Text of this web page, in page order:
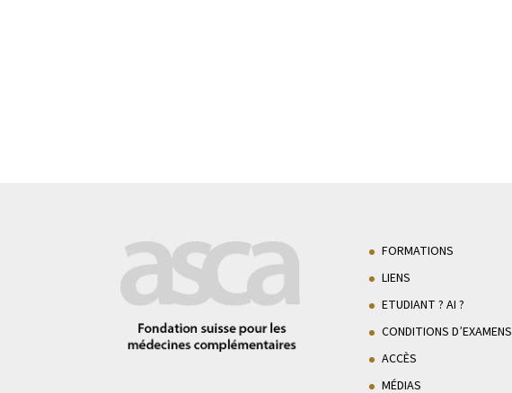
FORMATIONS
LIENS
ETUDIANT ? AI ?
CONDITIONS D’EXAMENS
ACCÈS
MÉDIAS